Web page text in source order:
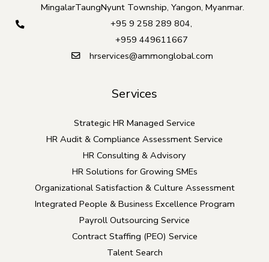
MingalarTaungNyunt Township, Yangon, Myanmar.
+95 9 258 289 804,
+959 449611667
hrservices@ammonglobal.com
Services
Strategic HR Managed Service
HR Audit & Compliance Assessment Service
HR Consulting & Advisory
HR Solutions for Growing SMEs
Organizational Satisfaction & Culture Assessment
Integrated People & Business Excellence Program
Payroll Outsourcing Service
Contract Staffing (PEO) Service
Talent Search